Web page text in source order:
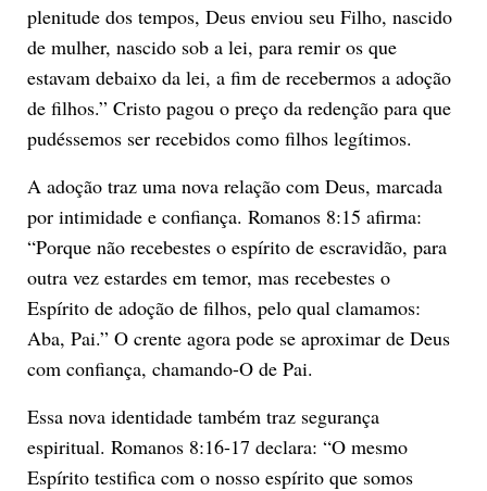
plenitude dos tempos, Deus enviou seu Filho, nascido
de mulher, nascido sob a lei, para remir os que
estavam debaixo da lei, a fim de recebermos a adoção
de filhos.” Cristo pagou o preço da redenção para que
pudéssemos ser recebidos como filhos legítimos.
A adoção traz uma nova relação com Deus, marcada
por intimidade e confiança. Romanos 8:15 afirma:
“Porque não recebestes o espírito de escravidão, para
outra vez estardes em temor, mas recebestes o
Espírito de adoção de filhos, pelo qual clamamos:
Aba, Pai.” O crente agora pode se aproximar de Deus
com confiança, chamando-O de Pai.
Essa nova identidade também traz segurança
espiritual. Romanos 8:16-17 declara: “O mesmo
Espírito testifica com o nosso espírito que somos